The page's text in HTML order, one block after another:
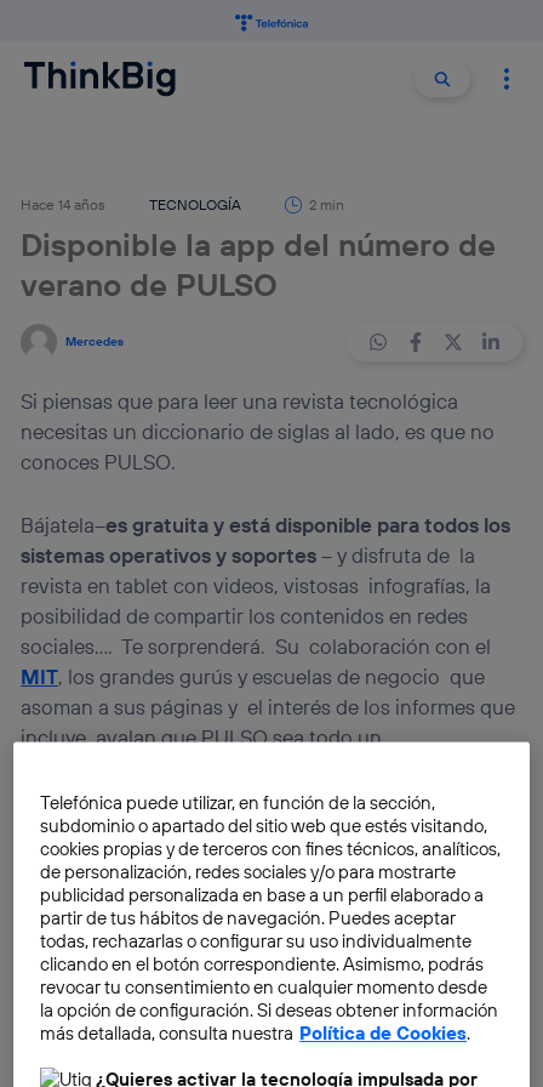
Buscar
Hace 14 años TECNOLOGÍA 2 min
Disponible la app del número de
verano de PULSO
Mercedes
Si piensas que para leer una revista tecnológica
necesitas un diccionario de siglas al lado, es que no
conoces PULSO.
Bájatela–es gratuita y está disponible para todos los
sistemas operativos y soportes– y disfruta de la
revista en tablet con videos, vistosas infografías, la
posibilidad de compartir los contenidos en redes
sociales…. Te sorprenderá. Su colaboración con el
MIT, los grandes gurús y escuelas de negocio que
asoman a sus páginas y el interés de los informes que
incluye avalan que PULSO sea todo un
idónea para inspirarse, anticiparse, innovar….
Telefónica puede utilizar, en función de la sección,
subdominio o apartado del sitio web que estés visitando,
cookies propias y de terceros con fines técnicos, analíticos,
de personalización, redes sociales y/o para mostrarte
publicidad personalizada en base a un perfil elaborado a
partir de tus hábitos de navegación. Puedes aceptar
todas, rechazarlas o configurar su uso individualmente
clicando en el botón correspondiente. Asimismo, podrás
revocar tu consentimiento en cualquier momento desde
la opción de configuración. Si deseas obtener información
más detallada, consulta nuestra Política de Cookies.
¿Quieres activar la tecnología impulsada por